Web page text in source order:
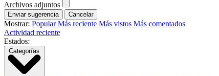
Archivos adjuntos
Cancelar
Mostrar: PopularMás reciente Más vistos Más comentados
Actividad reciente
Estados:
Categorías